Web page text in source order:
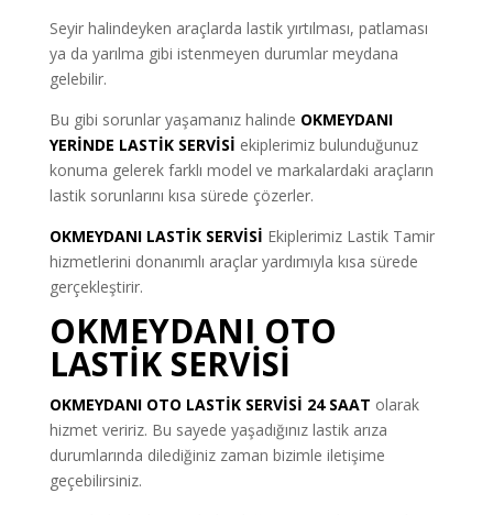
Seyir halindeyken araçlarda lastik yırtılması, patlaması
ya da yarılma gibi istenmeyen durumlar meydana
gelebilir.
Bu gibi sorunlar yaşamanız halinde OKMEYDANI
YERİNDE LASTİK SERVİSİ ekiplerimiz bulunduğunuz
konuma gelerek farklı model ve markalardaki araçların
lastik sorunlarını kısa sürede çözerler.
OKMEYDANI LASTİK SERVİSİ Ekiplerimiz Lastik Tamir
hizmetlerini donanımlı araçlar yardımıyla kısa sürede
gerçekleştirir.
OKMEYDANI OTO
LASTİK SERVİSİ
OKMEYDANI OTO LASTİK SERVİSİ 24 SAAT olarak
hizmet veririz. Bu sayede yaşadığınız lastik arıza
durumlarında dilediğiniz zaman bizimle iletişime
geçebilirsiniz.